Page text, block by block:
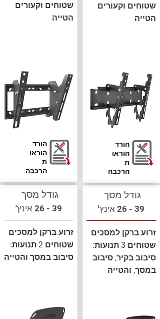
שטוחים וקעורים
הטייה
הורד
הוראו
ת
הרכבה
גודל מסך
39 - 26 אינץ'
זרוע ברקן למסכים
שטוחים 2 תנועות:
סיבוב במסך והטייה
שטוחים וקעורים
הטייה
הורד
הוראו
ת
הרכבה
גודל מסך
39 - 26 אינץ'
זרוע ברקן למסכים
שטוחים 3 תנועות:
סיבוב בקיר, סיבוב
במסך, והטייה